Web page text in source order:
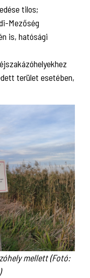
tilos;
Mezőség
is, hatósági
terület esetében,
mellett (Fotó: